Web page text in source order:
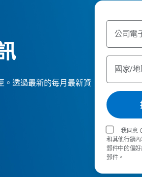
公司電
國家/
我同意
和其他行銷
郵件中的偏
郵件。
。透過最新的每月最新資